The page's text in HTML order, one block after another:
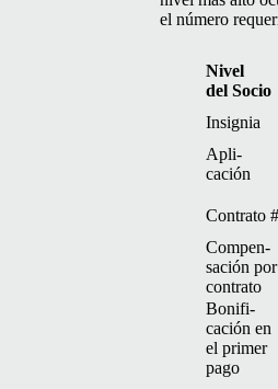
el número
Niv­el
del Socio
Insignia
Apli­
cación
Con­tra­to #
Com­pen­
sación por
contrato
Bonifi­
cación en
el primer
pago